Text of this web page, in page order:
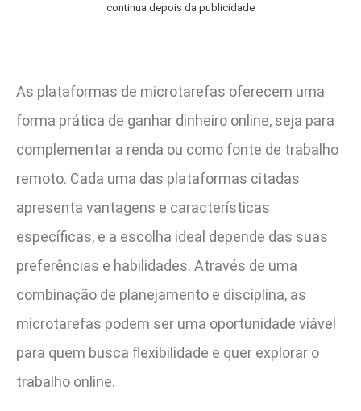
continua depois da publicidade
As plataformas de microtarefas oferecem uma
forma prática de ganhar dinheiro online, seja para
complementar a renda ou como fonte de trabalho
remoto. Cada uma das plataformas citadas
apresenta vantagens e características
específicas, e a escolha ideal depende das suas
preferências e habilidades. Através de uma
combinação de planejamento e disciplina, as
microtarefas podem ser uma oportunidade viável
para quem busca flexibilidade e quer explorar o
trabalho online.